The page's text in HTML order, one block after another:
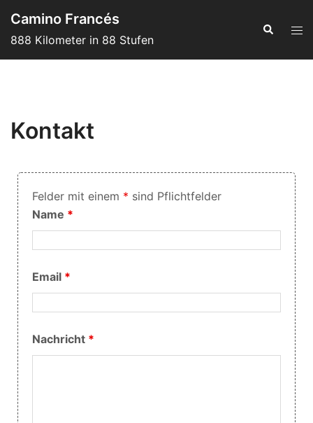
Camino Francés
888 Kilometer in 88 Stufen
Kontakt
Felder mit einem * sind Pflichtfelder
Name *
Email *
Nachricht *